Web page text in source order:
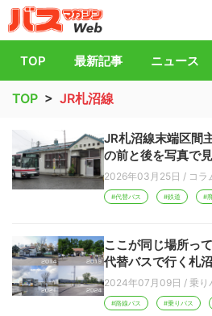
バス総合情報誌
TOP 最新記事 ニュース
TOP > JR札沼線
JR札沼線末端区間
の前と後を写真で
2026年03月25日 / コラ
#代替バス #鉄道 #
ここが同じ場所っ
代替バスで行く札
2024年07月09日 / 乗り
#路線バス #乗りバス